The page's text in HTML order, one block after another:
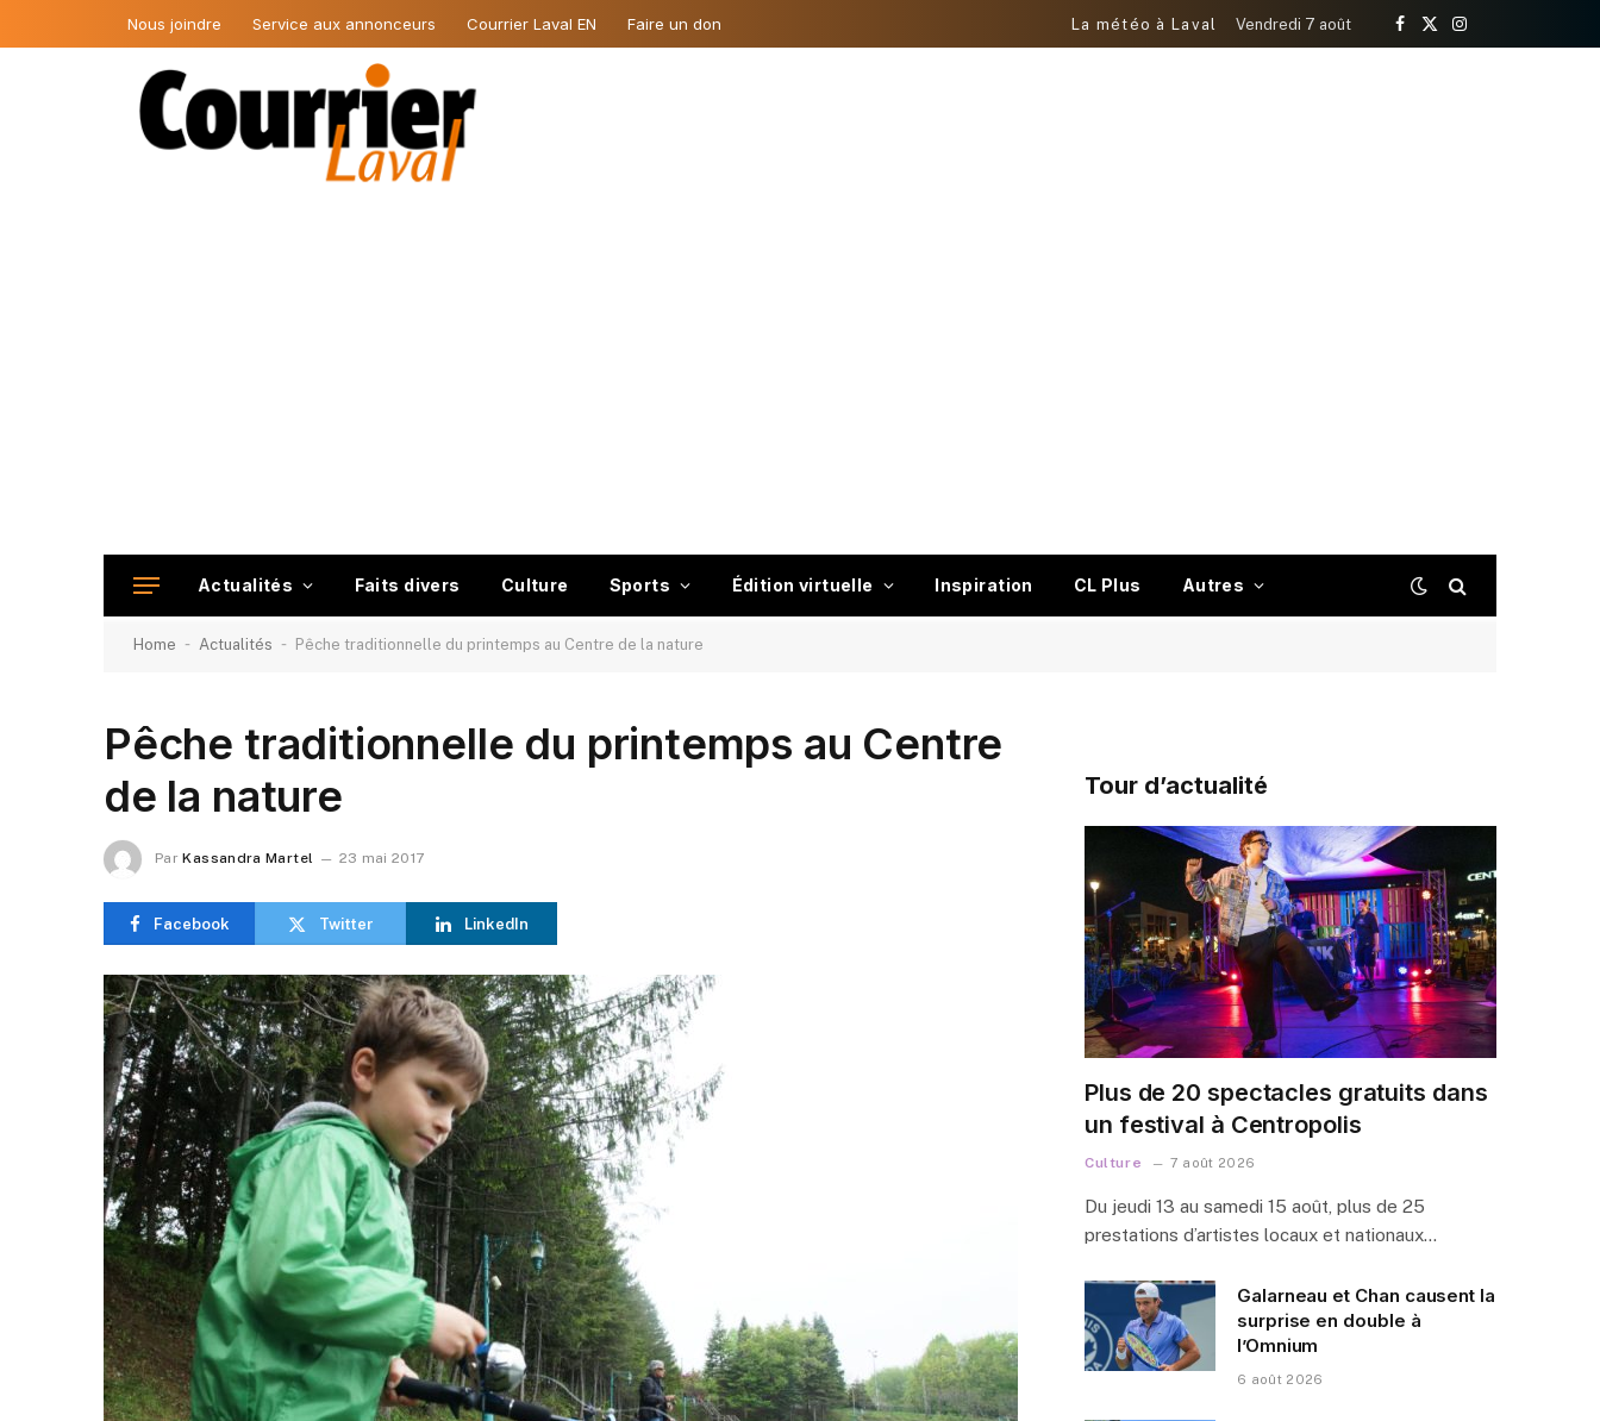
Nous joindre Service aux annonceurs Courrier Laval EN Faire un don La météo à Laval Vendredi 7 août
Facebook
X
Instagram
Actualités Faits divers Culture Sports Édition virtuelle Inspiration CL Plus Autres
Home - Actualités - Pêche traditionnelle du printemps au Centre de la nature
Pêche traditionnelle du printemps au Centre
de la nature
Par Kassandra Martel 23 mai 2017
Facebook Twitter LinkedIn
Tour d’actualité
Plus de 20 spectacles gratuits dans
un festival à Centropolis
Culture 7 août 2026
Du jeudi 13 au samedi 15 août, plus de 25
prestations d’artistes locaux et nationaux…
Galarneau et Chan causent la
surprise en double à
l’Omnium
6 août 2026